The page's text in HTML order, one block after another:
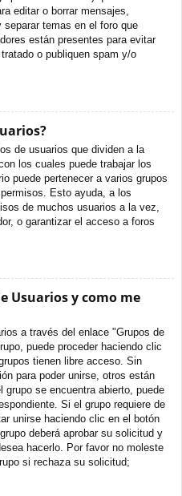
editar o borrar mensajes,
temas en el foro que
están presentes para evitar
o publiquen spam y/o
de usuarios que dividen a la
los cuales puede trabajar los
puede pertenecer a varios grupos
Esto ayuda, a los
de muchos usuarios a la vez,
o garantizar el acceso a foros
Usuarios y como me
a través del enlace "Grupos de
puede proceder haciendo clic
tienen libre acceso. Sin
para poder unirse, otros están
se encuentra abierto, puede
Si el grupo requiere de
unirse haciendo clic en el botón
deberá aprobar su solicitud y
hacerlo. Por favor no moleste
si rechaza su solicitud;